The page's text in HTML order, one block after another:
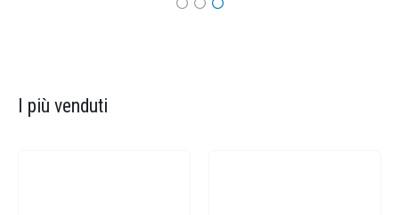
I più venduti